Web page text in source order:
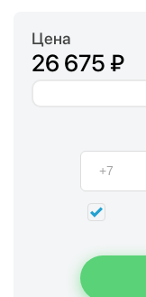
Цена
26 675 ₽